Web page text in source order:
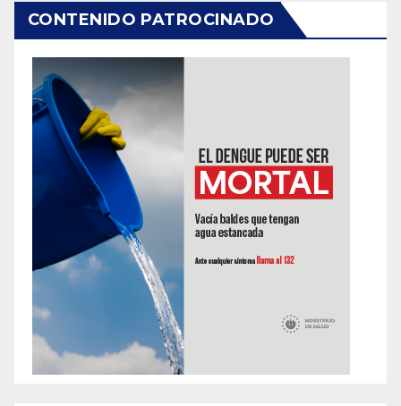
CONTENIDO PATROCINADO